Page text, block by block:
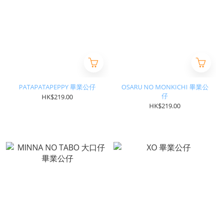
PATAPATAPEPPY 畢業公仔
HK$219.00
OSARU NO MONKICHI 畢業公
仔
HK$219.00